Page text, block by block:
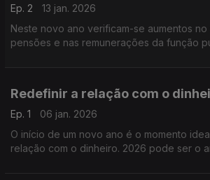
Ep. 2
13 jan. 2026
Neste novo ano verificam-se aumentos no
pensões e nas remunerações da função
Redefinir a relação com o
Ep. 1
06 jan. 2026
O início de um novo ano é o momento
relação com o dinheiro. 2026 pode ser o